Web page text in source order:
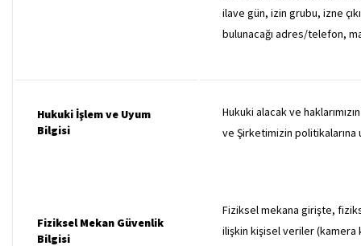
ilave gün, izin grubu, izne
bulunacağı adres/telefon,
Hukuki İşlem ve Uyum
Bilgisi
Hukuki alacak ve
ve Şirketimizin politikalarına
Fiziksel Mekan Güvenlik
Bilgisi
Fiziksel mekana girişte,
ilişkin kişisel veriler (kamera